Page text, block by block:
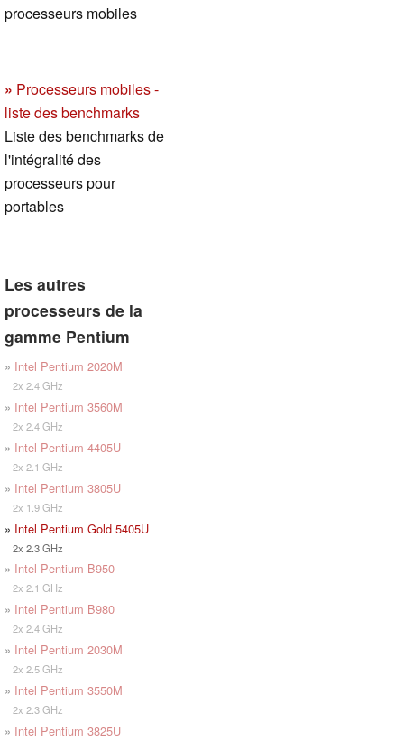
processeurs mobiles
» Processeurs mobiles -
liste des benchmarks
Liste des benchmarks de
l'intégralité des
processeurs pour
portables
Les autres
processeurs de la
gamme Pentium
» Intel Pentium 2020M
2x 2.4 GHz
» Intel Pentium 3560M
2x 2.4 GHz
» Intel Pentium 4405U
2x 2.1 GHz
» Intel Pentium 3805U
2x 1.9 GHz
» Intel Pentium Gold 5405U
2x 2.3 GHz
» Intel Pentium B950
2x 2.1 GHz
» Intel Pentium B980
2x 2.4 GHz
» Intel Pentium 2030M
2x 2.5 GHz
» Intel Pentium 3550M
2x 2.3 GHz
» Intel Pentium 3825U